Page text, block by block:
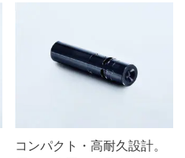
コンパクト・高耐久設計。